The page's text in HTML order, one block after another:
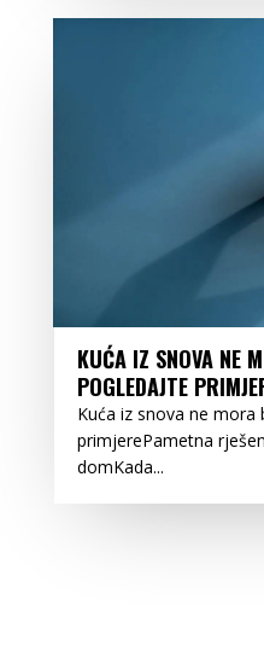
KUĆA IZ SNOVA NE
POGLEDAJTE
Kuća iz snova ne
primjerePametna
domKada...